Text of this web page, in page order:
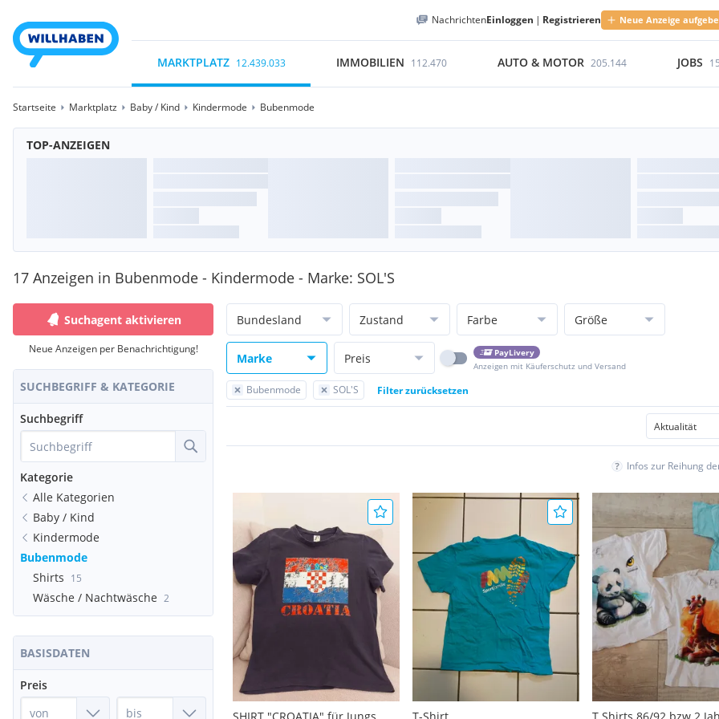
NachrichtenEinloggen | Registrieren Neue Anzeige
MARKTPLATZ 12.439.033 IMMOBILIEN 112.470 AUTO & MOTOR 205.144 JOBS
Startseite Marktplatz Baby / Kind Kindermode Bubenmode
TOP-ANZEIGEN
17 Anzeigen in Bubenmode - Kindermode - Marke: SOL'S
Suchagent aktivieren
Neue Anzeigen per Benachrichtigung!
SUCHBEGRIFF & KATEGORIE
Suchbegriff
Kategorie
Alle Kategorien
Baby / Kind
Kindermode
Bubenmode
Shirts 15
Wäsche / Nachtwäsche 2
BASISDATEN
Preis
Bundesland Zustand Farbe Größe
Marke Preis
PayLivery
Anzeigen mit Käuferschutz und Versand
Bubenmode SOL'S Filter zurücksetzen
Infos zur Reihung